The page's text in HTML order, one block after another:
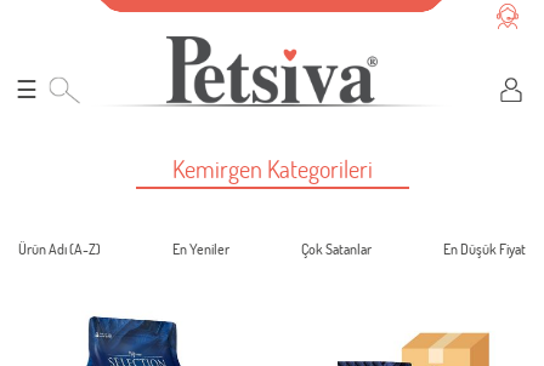
☰
Kemirgen Kategorileri
Ürün Adı (A-Z) En Yeniler Çok Satanlar En Düşük Fiyat